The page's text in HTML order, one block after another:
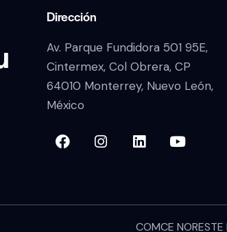
Dirección
Av. Parque Fundidora 501 95E,
Cintermex, Col Obrera, CP
64010 Monterrey, Nuevo León,
México
COMCE